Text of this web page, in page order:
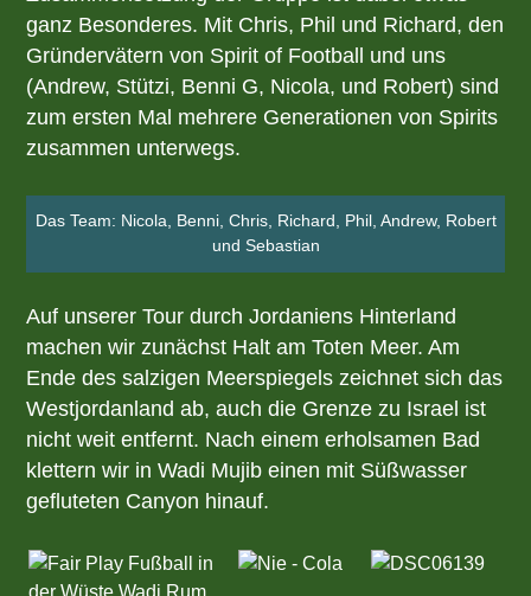
ganz Besonderes. Mit Chris, Phil und Richard, den
Gründervätern von Spirit of Football und uns
(Andrew, Stützi, Benni G, Nicola, und Robert) sind
zum ersten Mal mehrere Generationen von Spirits
zusammen unterwegs.
Das Team: Nicola, Benni, Chris, Richard, Phil, Andrew, Robert
und Sebastian
Auf unserer Tour durch Jordaniens Hinterland
machen wir zunächst Halt am Toten Meer. Am
Ende des salzigen Meerspiegels zeichnet sich das
Westjordanland ab, auch die Grenze zu Israel ist
nicht weit entfernt. Nach einem erholsamen Bad
klettern wir in Wadi Mujib einen mit Süßwasser
gefluteten Canyon hinauf.